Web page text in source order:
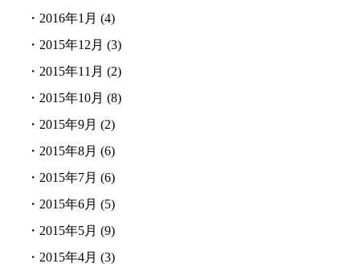
・2016年1月 (4)
・2015年12月 (3)
・2015年11月 (2)
・2015年10月 (8)
・2015年9月 (2)
・2015年8月 (6)
・2015年7月 (6)
・2015年6月 (5)
・2015年5月 (9)
・2015年4月 (3)